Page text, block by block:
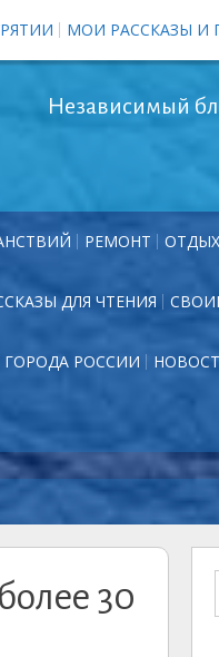
МОИ РАССКАЗЫ И
Независимый
РЕМОНТ
ДЛЯ ЧТЕНИЯ
ГОРОДА РОССИИ
30